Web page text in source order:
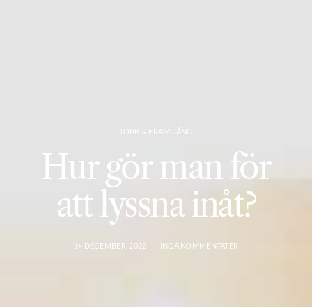
JOBB & FRAMGÅNG
Hur gör man för
att lyssna inåt?
14 DECEMBER, 2022 INGA KOMMENTATER